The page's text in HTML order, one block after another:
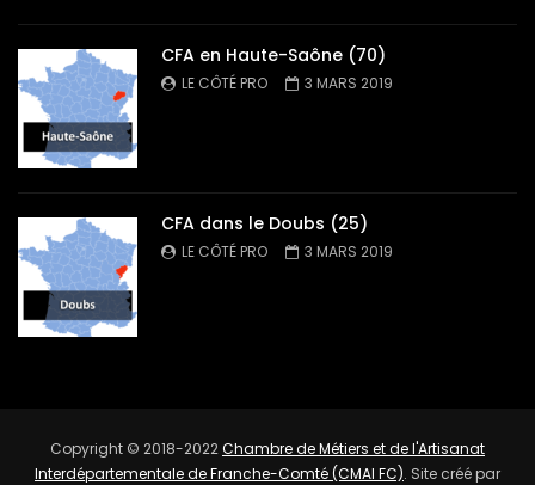
CFA en Haute-Saône (70)
LE CÔTÉ PRO 3 MARS 2019
CFA dans le Doubs (25)
LE CÔTÉ PRO 3 MARS 2019
Copyright © 2018-2022Chambre de Métiers et de l'Artisanat
Interdépartementale de Franche-Comté (CMAI FC). Site créé par